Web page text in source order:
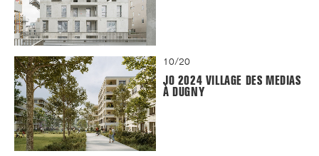
10/20
JO 2024 VILLAGE DES MEDIAS
À DUGNY